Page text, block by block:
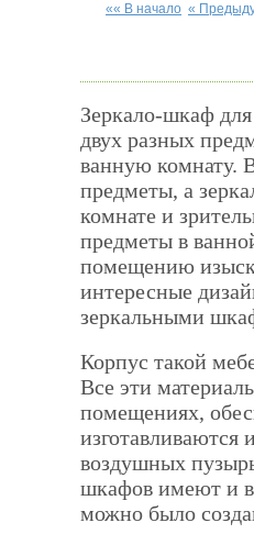
«« В начало «
Зеркало-шкаф
двух разных
ванную комнату.
предметы, а
комнате и
предметы в
помещению
интересные
зеркальными
Корпус такой
Все эти
помещениях,
изготавливаются
воздушных
шкафов имеют и
можно было